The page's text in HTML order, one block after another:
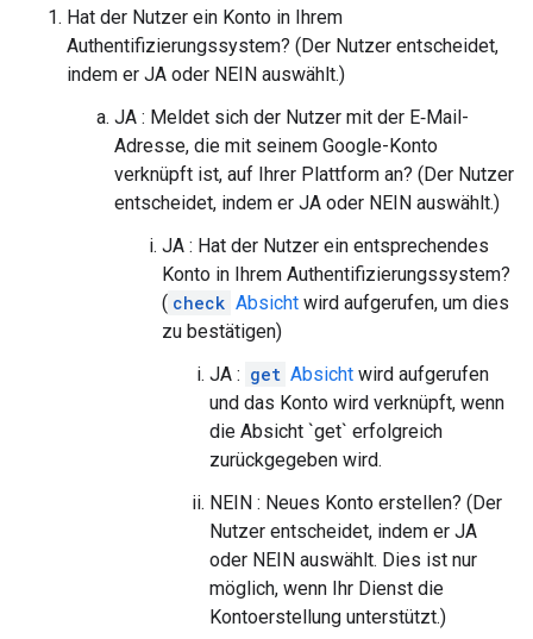
Hat der Nutzer ein Konto in Ihrem
Authentifizierungssystem? (Der Nutzer entscheidet,
indem er JA oder NEIN auswählt.)
JA : Meldet sich der Nutzer mit der E‑Mail-
Adresse, die mit seinem Google-Konto
verknüpft ist, auf Ihrer Plattform an? (Der Nutzer
entscheidet, indem er JA oder NEIN auswählt.)
JA : Hat der Nutzer ein entsprechendes
Konto in Ihrem Authentifizierungssystem?
( check Absicht wird aufgerufen, um dies
zu bestätigen)
JA : get Absicht wird aufgerufen
und das Konto wird verknüpft, wenn
die Absicht `get` erfolgreich
zurückgegeben wird.
NEIN : Neues Konto erstellen? (Der
Nutzer entscheidet, indem er JA
oder NEIN auswählt. Dies ist nur
möglich, wenn Ihr Dienst die
Kontoerstellung unterstützt.)